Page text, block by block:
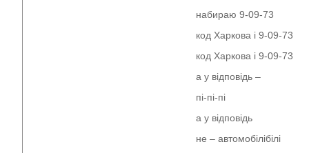
набираю 9-09-73
код Харкова і 9-09-73
код Харкова і 9-09-73
а у відповідь –
пі-пі-пі
а у відповідь
не – автомобілібілі